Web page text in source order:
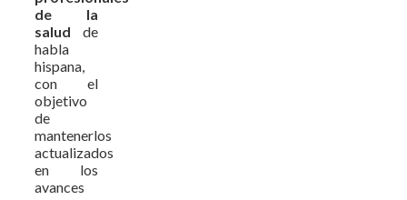
de la
salud de
habla
hispana,
con el
objetivo
de
mantenerlos
actualizados
en los
avances